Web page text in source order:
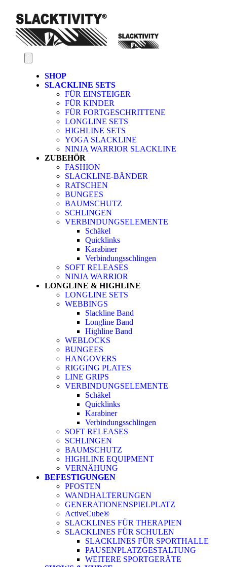
SHOP
SLACKLINE SETS
FÜR EINSTEIGER
FÜR KINDER
FÜR FORTGESCHRITTENE
LONGLINE SETS
HIGHLINE SETS
YOGA SLACKLINE
NINJA WARRIOR SLACKLINE
ZUBEHÖR
FASHION
SLACKLINE-BÄNDER
RATSCHEN
BUNGEES
BAUMSCHUTZ
SCHLINGEN
VERBINDUNGSELEMENTE
Schäkel
Quicklinks
Karabiner
Verbindungsschlingen
SOFT RELEASES
NINJA WARRIOR
LONGLINE & HIGHLINE
LONGLINE SETS
WEBBINGS
Slackline Band
Longline Band
Highline Band
WEBLOCKS
BUNGEES
HANGOVERS
RIGGING PLATES
LINE GRIPS
VERBINDUNGSELEMENTE
Schäkel
Quicklinks
Karabiner
Verbindungsschlingen
SOFT RELEASES
SCHLINGEN
BAUMSCHUTZ
HIGHLINE EQUIPMENT
VERNÄHUNG
BEFESTIGUNGEN
PFOSTEN
WANDHALTERUNGEN
GENERATIONENSPIELPLATZ
ActiveCube®
SLACKLINES FÜR THERAPIEN
SLACKLINES FÜR SCHULEN
SLACKLINES FÜR SPORTHALLE
PAUSENPLATZGESTALTUNG
WEITERE SPORTGERÄTE